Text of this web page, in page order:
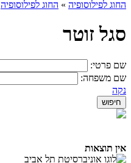
החוג לפילוסופיה » החוג לפילוסופיה
סגל זוטר
שם פרטי:
שם משפחה:
נקה
אין תוצאות